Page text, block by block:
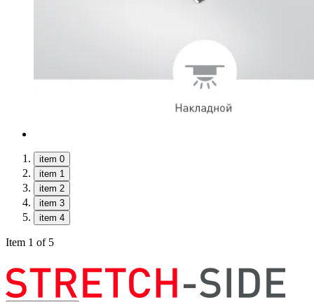
item 0
item 1
item 2
item 3
item 4
Item 1 of 5